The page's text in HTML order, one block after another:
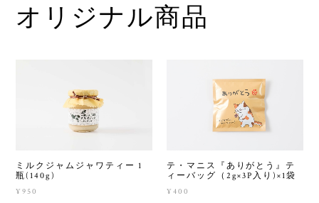
オリジナル商品
ミルクジャムジャワティー 1
瓶(140g)
¥950
テ・マニス『ありがとう』テ
ィーバッグ（2g×3P入り)×1袋
¥400